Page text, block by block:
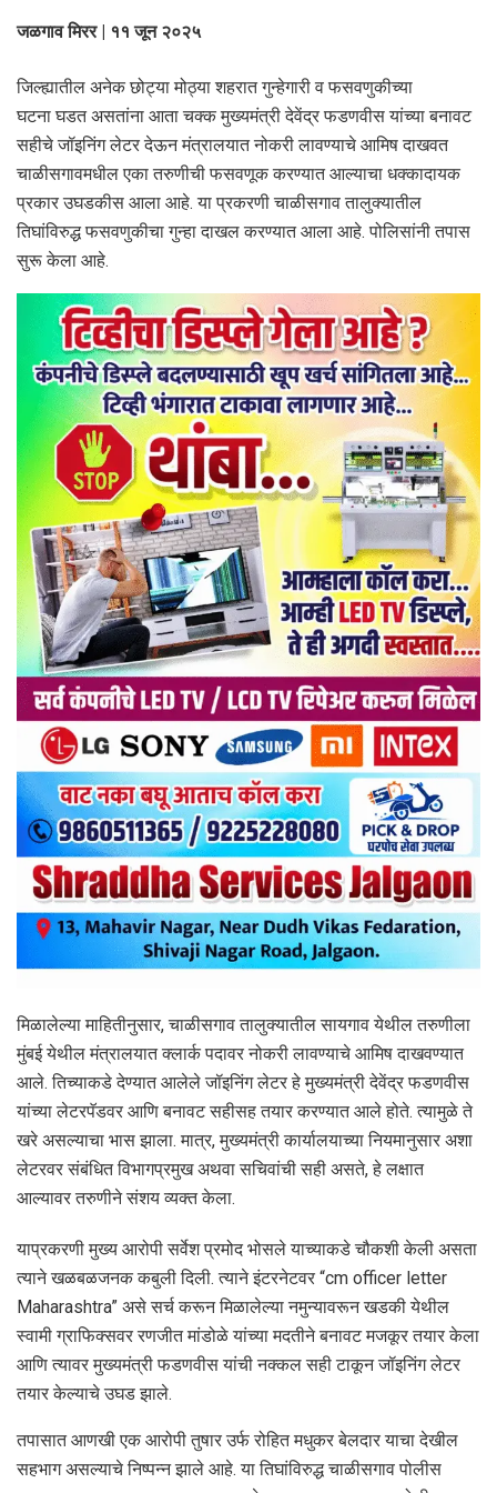
जळगाव मिरर | ११ जून २०२५
जिल्ह्यातील अनेक छोट्या मोठ्या शहरात गुन्हेगारी व फसवणुकीच्या
घटना घडत असतांना आता चक्क मुख्यमंत्री देवेंद्र फडणवीस यांच्या बनावट
सहीचे जॉइनिंग लेटर देऊन मंत्रालयात नोकरी लावण्याचे आमिष दाखवत
चाळीसगावमधील एका तरुणीची फसवणूक करण्यात आल्याचा धक्कादायक
प्रकार उघडकीस आला आहे. या प्रकरणी चाळीसगाव तालुक्यातील
तिघांविरुद्ध फसवणुकीचा गुन्हा दाखल करण्यात आला आहे. पोलिसांनी तपास
सुरू केला आहे.
मिळालेल्या माहितीनुसार, चाळीसगाव तालुक्यातील सायगाव येथील तरुणीला
मुंबई येथील मंत्रालयात क्लार्क पदावर नोकरी लावण्याचे आमिष दाखवण्यात
आले. तिच्याकडे देण्यात आलेले जॉइनिंग लेटर हे मुख्यमंत्री देवेंद्र फडणवीस
यांच्या लेटरपॅडवर आणि बनावट सहीसह तयार करण्यात आले होते. त्यामुळे ते
खरे असल्याचा भास झाला. मात्र, मुख्यमंत्री कार्यालयाच्या नियमानुसार अशा
लेटरवर संबंधित विभागप्रमुख अथवा सचिवांची सही असते, हे लक्षात
आल्यावर तरुणीने संशय व्यक्त केला.
याप्रकरणी मुख्य आरोपी सर्वेश प्रमोद भोसले याच्याकडे चौकशी केली असता
त्याने खळबळजनक कबुली दिली. त्याने इंटरनेटवर “cm officer letter
Maharashtra” असे सर्च करून मिळालेल्या नमुन्यावरून खडकी येथील
स्वामी ग्राफिक्सवर रणजीत मांडोळे यांच्या मदतीने बनावट मजकूर तयार केला
आणि त्यावर मुख्यमंत्री फडणवीस यांची नक्कल सही टाकून जॉइनिंग लेटर
तयार केल्याचे उघड झाले.
तपासात आणखी एक आरोपी तुषार उर्फ रोहित मधुकर बेलदार याचा देखील
सहभाग असल्याचे निष्पन्न झाले आहे. या तिघांविरुद्ध चाळीसगाव पोलीस